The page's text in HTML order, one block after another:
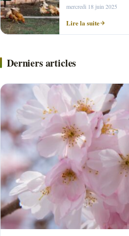
mercredi 18 juin 2025
Lire la suite
Derniers articles